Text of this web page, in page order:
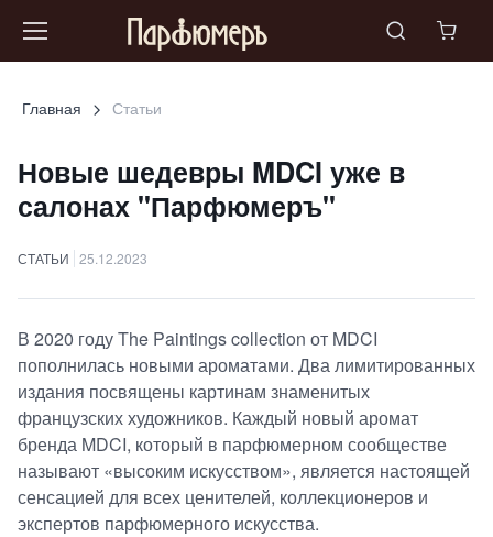
Главная Статьи
Новые шедевры MDCI уже в
салонах "Парфюмеръ"
СТАТЬИ 25.12.2023
В 2020 году The Paintings collection от MDCI
пополнилась новыми ароматами. Два лимитированных
издания посвящены картинам знаменитых
французских художников. Каждый новый аромат
бренда MDCI, который в парфюмерном сообществе
называют «высоким искусством», является настоящей
сенсацией для всех ценителей, коллекционеров и
экспертов парфюмерного искусства.